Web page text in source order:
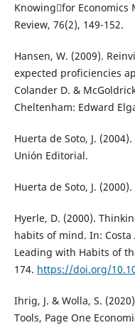
Knowingfor Economics
Review, 76(2), 149-152.
Hansen, W. (2009).
expected proficiencies
Colander D. &
Cheltenham: Edward
Huerta de Soto, J.
Unión Editorial.
Huerta de Soto, J.
Hyerle, D. (2000).
habits of mind. In: Costa
Leading with Habits of
174. https://doi.org/
Ihrig, J. & Wolla, S.
Tools, Page One